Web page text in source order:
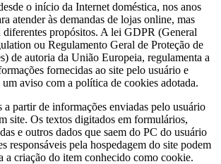
o início da Internet doméstica, nos anos
atender às demandas de lojas online, mas
diferentes propósitos. A lei GDPR (General
ou Regulamento Geral de Proteção de
de autoria da União Europeia, regulamenta a
fornecidas ao site pelo usuário e
aviso com a política de cookies adotada.
a partir de informações enviadas pelo usuário
site. Os textos digitados em formulários,
e outros dados que saem do PC do usuário
responsáveis pela hospedagem do site podem
a criação do item conhecido como cookie.